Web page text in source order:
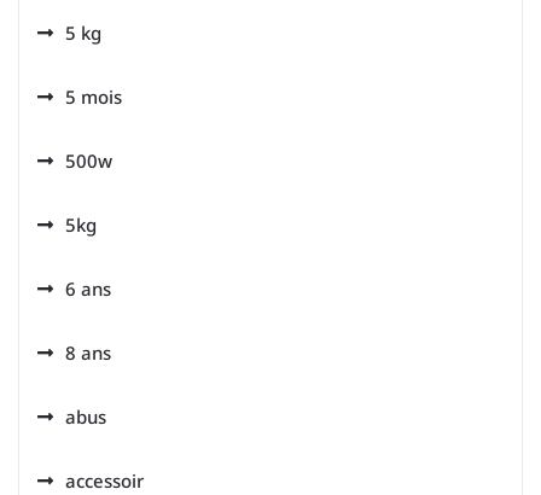
5 kg
5 mois
500w
5kg
6 ans
8 ans
abus
accessoir